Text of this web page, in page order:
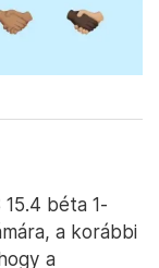
béta 1-
a korábbi
a